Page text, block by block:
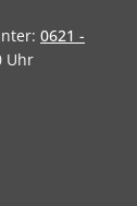
0621 -
Uhr